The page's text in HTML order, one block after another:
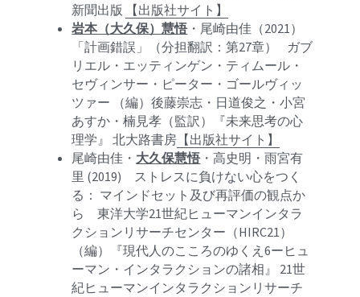
新聞出版
【出版社サイト】
岩本（大久保）慧悟・尾崎由佳（2021）
「計画錯誤」（分担翻訳：第27章）    ガブ
リエル・エッティンゲン・ティムール・
セヴィンサー・ピーター・ゴールヴィッ
ツァー （編）後藤崇志・日道俊之・小宮
あすか・楠見孝（監訳）『未来思考の心
理学』 北大路書房 【出版社サイト】
尾崎由佳・ 大久保慧悟・高史明・雨宮有
里 (2019)　ストレスに負けない心をつく
る： マインドセット及び再評価の観点か
ら　東洋大学21世紀ヒューマンインタラ
クションリサーチセンター（HIRC21）
（編）『現代人のこころのゆくえ6ーヒュ
ーマン・インタラクションの諸相』 21世
紀ヒューマンインタラクションリサーチ